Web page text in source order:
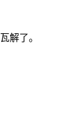
解了。